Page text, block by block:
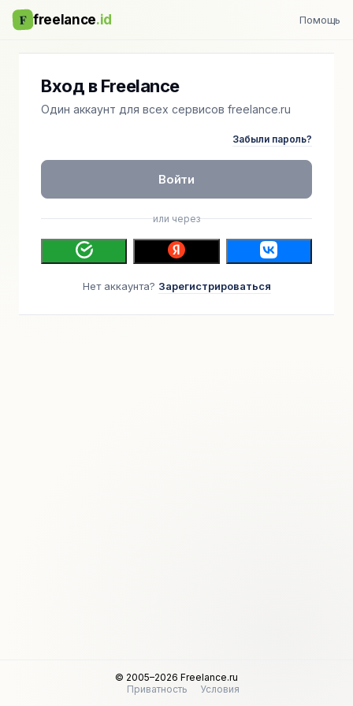
F freelance.id Помощь
Вход в Freelance
Один аккаунт для всех сервисов freelance.ru
Забыли пароль?
Войти
или через
Нет аккаунта? Зарегистрироваться
© 2005–2026 Freelance.ru
Приватность
Условия